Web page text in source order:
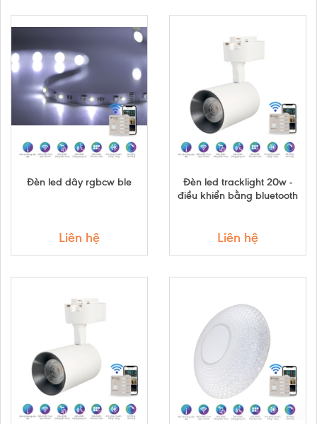
Đèn led dây rgbcw ble
Liên hệ
Đèn led tracklight 20w -
điều khiển bằng bluetooth
Liên hệ